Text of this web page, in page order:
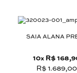
SAIA ALANA
10x R$
R$ 1.689,00